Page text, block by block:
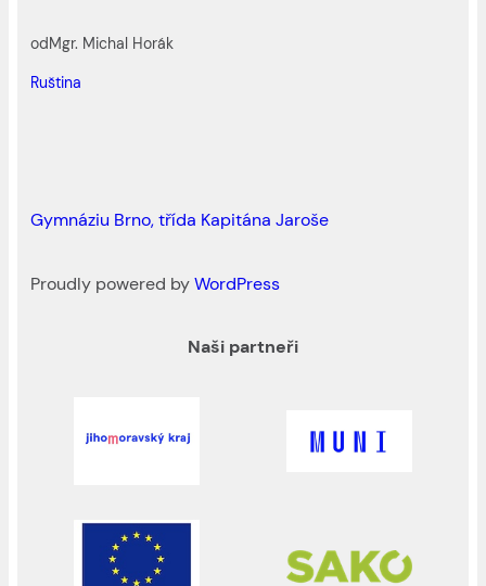
odMgr. Michal Horák
Ruština
Gymnáziu Brno, třída Kapitána Jaroše
Proudly powered byWordPress
Naši partneři